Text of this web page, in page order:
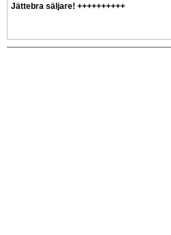
Jättebra säljare! ++++++++++